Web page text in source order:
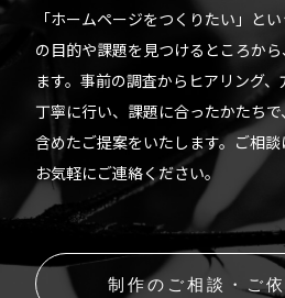
「ホームページをつくりたい」と
の目的や課題を見つけるところか
ます。事前の調査からヒアリング
丁寧に行い、課題に合ったかたち
含めたご提案をいたします。ご相
お気軽にご連絡ください。
制作のご相談・ご